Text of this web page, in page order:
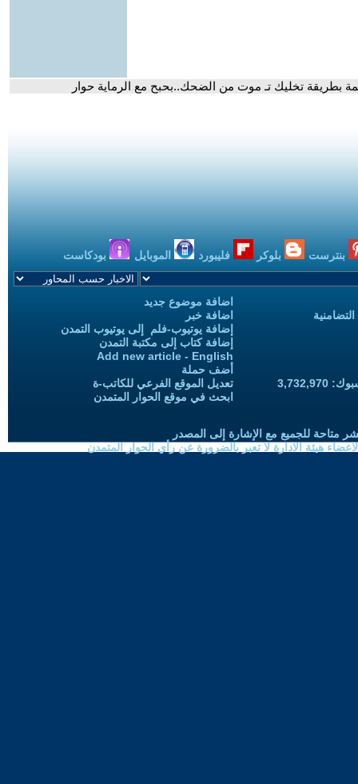
بطريقة تخليك تـ موت من الضحك..بحبح مع الرماية حوار
بنترست بلوكر فليبورد الموبايل بودكاست
اضافة موضوع جديد
اضافة خبر
إضافة يوتيوب-فلم إلى يوتيوب التمدن
إضافة كتاب إلى مكتبة التمدن
Add new article - English
أضف حملة
تعديل الموقع الفرعي للكاتب-ة
ابحث في موقع الحوار المتمدن
متاحة للجميع مع الإشارة إلى المصدر
هيئة الادارة لا تعبر بالضرورة عن رأي الحوار المتمدن